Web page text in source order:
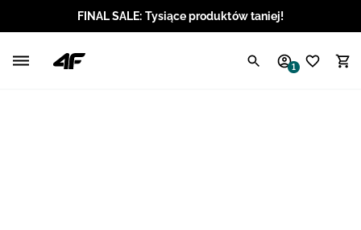
FINAL SALE: Tysiące produktów taniej!
1